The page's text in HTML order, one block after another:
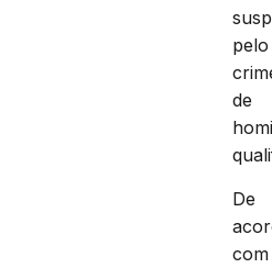
pelo
de
De
com